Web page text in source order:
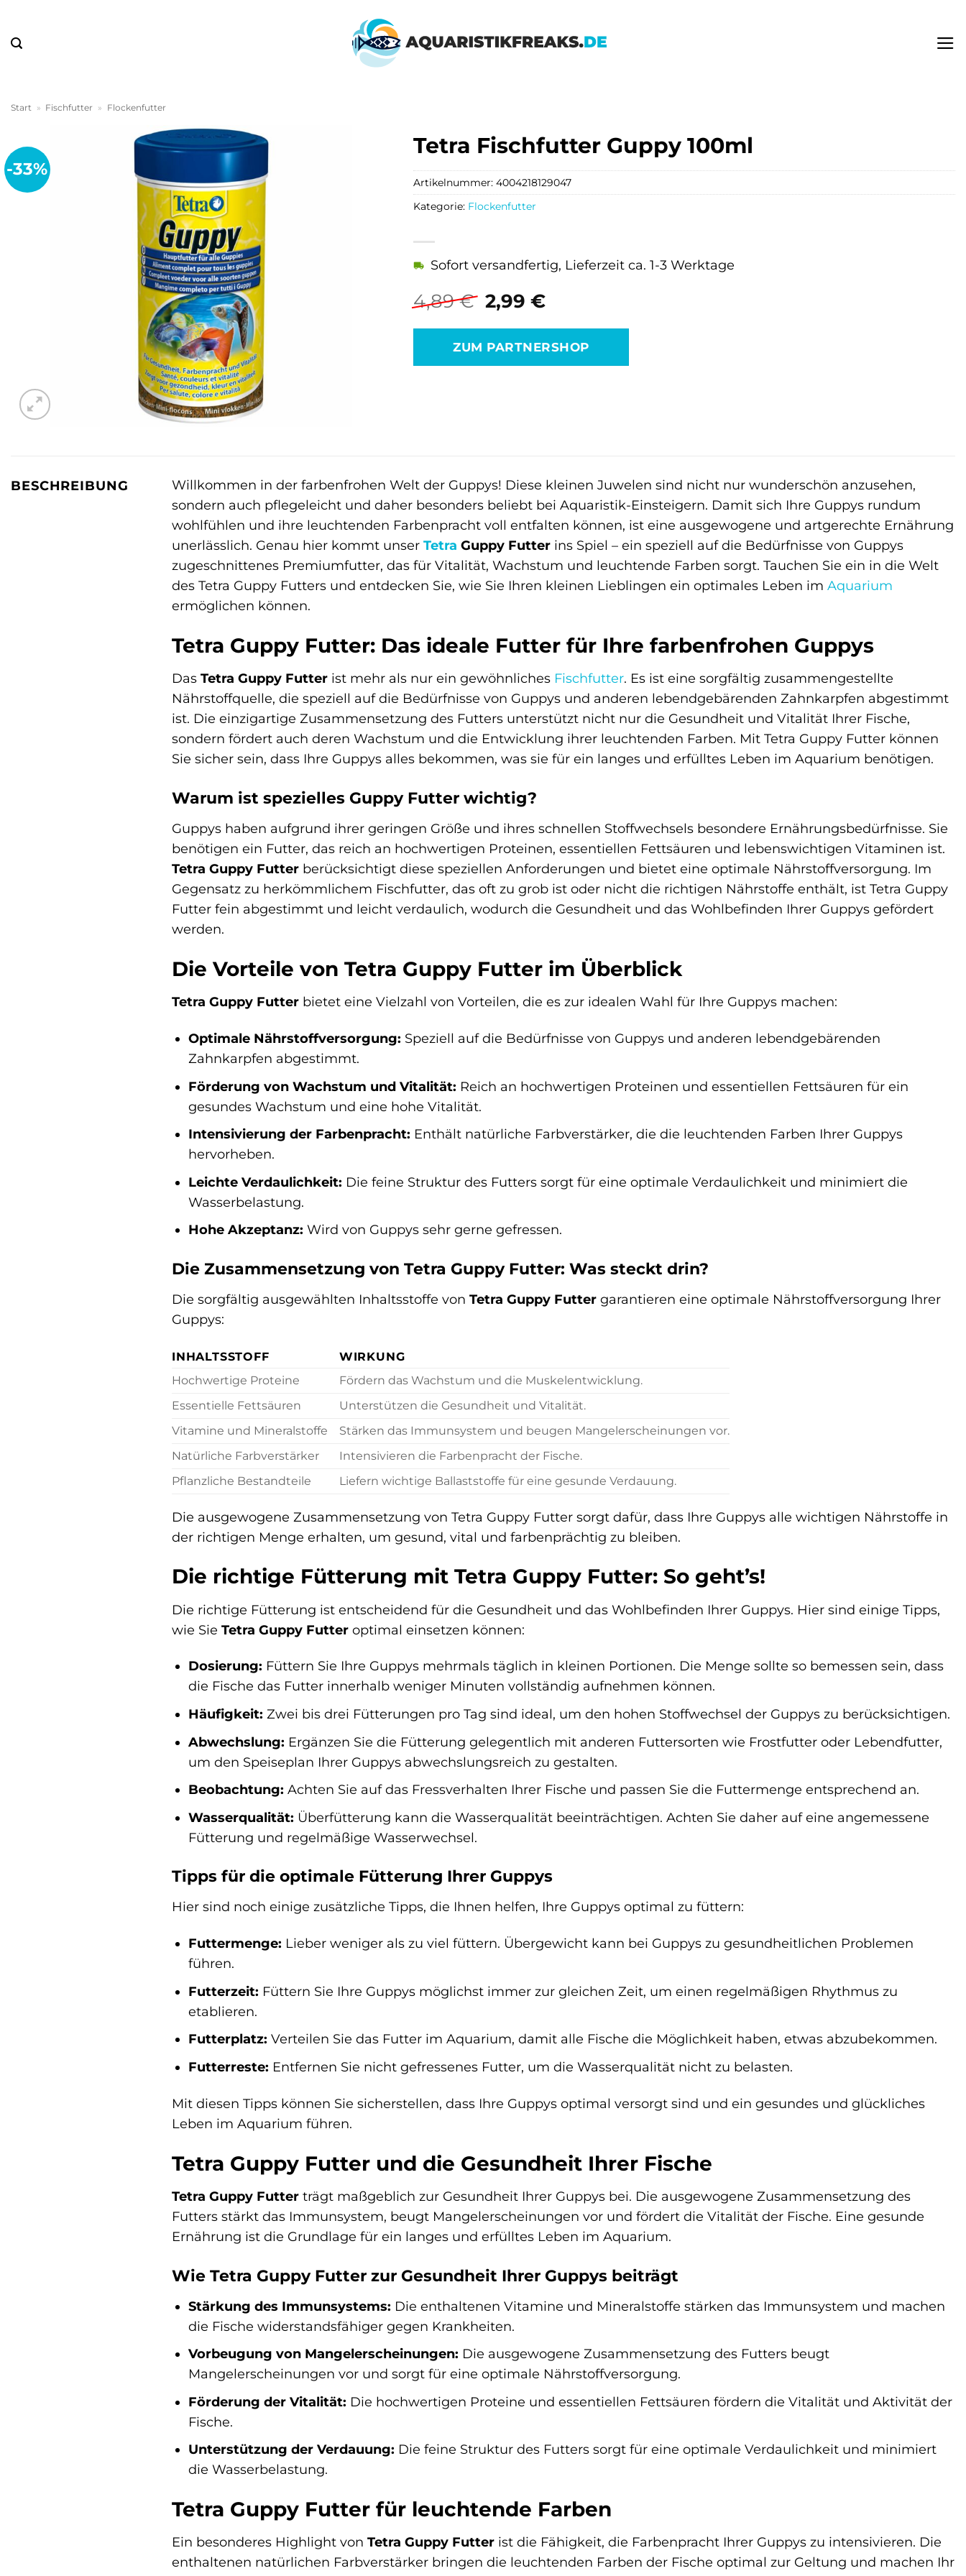
springen
Start » Fischfutter » Flockenfutter
-33%
Tetra Fischfutter Guppy 100ml
4,89€ Ursprünglicher
war:
4,89 €
2,99 €Aktueller
ist:
2,99 €.
Sofort versandfertig, Lieferzeit ca. 1-3 Werktage
ZUM PARTNERSHOP
Artikelnummer: 4004218129047
Kategorie: Flockenfutter
BESCHREIBUNG
Willkommen in der farbenfrohen Welt der Guppys! Diese kleinen Juwelen sind nicht nur wunderschön anzusehen,
sondern auch pflegeleicht und daher besonders beliebt bei Aquaristik-Einsteigern. Damit sich Ihre Guppys rundum
wohlfühlen und ihre leuchtenden Farbenpracht voll entfalten können, ist eine ausgewogene und artgerechte Ernährung
unerlässlich. Genau hier kommt unser Tetra Guppy Futter ins Spiel – ein speziell auf die Bedürfnisse von Guppys
zugeschnittenes Premiumfutter, das für Vitalität, Wachstum und leuchtende Farben sorgt. Tauchen Sie ein in die Welt
des Tetra Guppy Futters und entdecken Sie, wie Sie Ihren kleinen Lieblingen ein optimales Leben im Aquarium
ermöglichen können.
Tetra Guppy Futter: Das ideale Futter für Ihre farbenfrohen Guppys
Das Tetra Guppy Futter ist mehr als nur ein gewöhnliches Fischfutter. Es ist eine sorgfältig zusammengestellte
Nährstoffquelle, die speziell auf die Bedürfnisse von Guppys und anderen lebendgebärenden Zahnkarpfen abgestimmt
ist. Die einzigartige Zusammensetzung des Futters unterstützt nicht nur die Gesundheit und Vitalität Ihrer Fische,
sondern fördert auch deren Wachstum und die Entwicklung ihrer leuchtenden Farben. Mit Tetra Guppy Futter können
Sie sicher sein, dass Ihre Guppys alles bekommen, was sie für ein langes und erfülltes Leben im Aquarium benötigen.
Warum ist spezielles Guppy Futter wichtig?
Guppys haben aufgrund ihrer geringen Größe und ihres schnellen Stoffwechsels besondere Ernährungsbedürfnisse. Sie
benötigen ein Futter, das reich an hochwertigen Proteinen, essentiellen Fettsäuren und lebenswichtigen Vitaminen ist.
Tetra Guppy Futter berücksichtigt diese speziellen Anforderungen und bietet eine optimale Nährstoffversorgung. Im
Gegensatz zu herkömmlichem Fischfutter, das oft zu grob ist oder nicht die richtigen Nährstoffe enthält, ist Tetra Guppy
Futter fein abgestimmt und leicht verdaulich, wodurch die Gesundheit und das Wohlbefinden Ihrer Guppys gefördert
werden.
Die Vorteile von Tetra Guppy Futter im Überblick
Tetra Guppy Futter bietet eine Vielzahl von Vorteilen, die es zur idealen Wahl für Ihre Guppys machen:
Optimale Nährstoffversorgung: Speziell auf die Bedürfnisse von Guppys und anderen lebendgebärenden
Zahnkarpfen abgestimmt.
Förderung von Wachstum und Vitalität: Reich an hochwertigen Proteinen und essentiellen Fettsäuren für ein
gesundes Wachstum und eine hohe Vitalität.
Intensivierung der Farbenpracht: Enthält natürliche Farbverstärker, die die leuchtenden Farben Ihrer Guppys
hervorheben.
Leichte Verdaulichkeit: Die feine Struktur des Futters sorgt für eine optimale Verdaulichkeit und minimiert die
Wasserbelastung.
Hohe Akzeptanz: Wird von Guppys sehr gerne gefressen.
Die Zusammensetzung von Tetra Guppy Futter: Was steckt drin?
Die sorgfältig ausgewählten Inhaltsstoffe von Tetra Guppy Futter garantieren eine optimale Nährstoffversorgung Ihrer
Guppys:
INHALTSSTOFF
WIRKUNG
Hochwertige Proteine
Fördern das Wachstum und die Muskelentwicklung.
Essentielle Fettsäuren
Unterstützen die Gesundheit und Vitalität.
Vitamine und Mineralstoffe
Stärken das Immunsystem und beugen Mangelerscheinungen vor.
Natürliche Farbverstärker
Intensivieren die Farbenpracht der Fische.
Pflanzliche Bestandteile
Liefern wichtige Ballaststoffe für eine gesunde Verdauung.
Die ausgewogene Zusammensetzung von Tetra Guppy Futter sorgt dafür, dass Ihre Guppys alle wichtigen Nährstoffe in
der richtigen Menge erhalten, um gesund, vital und farbenprächtig zu bleiben.
Die richtige Fütterung mit Tetra Guppy Futter: So geht’s!
Die richtige Fütterung ist entscheidend für die Gesundheit und das Wohlbefinden Ihrer Guppys. Hier sind einige Tipps,
wie Sie Tetra Guppy Futter optimal einsetzen können:
Dosierung: Füttern Sie Ihre Guppys mehrmals täglich in kleinen Portionen. Die Menge sollte so bemessen sein, dass
die Fische das Futter innerhalb weniger Minuten vollständig aufnehmen können.
Häufigkeit: Zwei bis drei Fütterungen pro Tag sind ideal, um den hohen Stoffwechsel der Guppys zu berücksichtigen.
Abwechslung: Ergänzen Sie die Fütterung gelegentlich mit anderen Futtersorten wie Frostfutter oder Lebendfutter,
um den Speiseplan Ihrer Guppys abwechslungsreich zu gestalten.
Beobachtung: Achten Sie auf das Fressverhalten Ihrer Fische und passen Sie die Futtermenge entsprechend an.
Wasserqualität: Überfütterung kann die Wasserqualität beeinträchtigen. Achten Sie daher auf eine angemessene
Fütterung und regelmäßige Wasserwechsel.
Tipps für die optimale Fütterung Ihrer Guppys
Hier sind noch einige zusätzliche Tipps, die Ihnen helfen, Ihre Guppys optimal zu füttern:
Futtermenge: Lieber weniger als zu viel füttern. Übergewicht kann bei Guppys zu gesundheitlichen Problemen
führen.
Futterzeit: Füttern Sie Ihre Guppys möglichst immer zur gleichen Zeit, um einen regelmäßigen Rhythmus zu
etablieren.
Futterplatz: Verteilen Sie das Futter im Aquarium, damit alle Fische die Möglichkeit haben, etwas abzubekommen.
Futterreste: Entfernen Sie nicht gefressenes Futter, um die Wasserqualität nicht zu belasten.
Mit diesen Tipps können Sie sicherstellen, dass Ihre Guppys optimal versorgt sind und ein gesundes und glückliches
Leben im Aquarium führen.
Tetra Guppy Futter und die Gesundheit Ihrer Fische
Tetra Guppy Futter trägt maßgeblich zur Gesundheit Ihrer Guppys bei. Die ausgewogene Zusammensetzung des
Futters stärkt das Immunsystem, beugt Mangelerscheinungen vor und fördert die Vitalität der Fische. Eine gesunde
Ernährung ist die Grundlage für ein langes und erfülltes Leben im Aquarium.
Wie Tetra Guppy Futter zur Gesundheit Ihrer Guppys beiträgt
Stärkung des Immunsystems: Die enthaltenen Vitamine und Mineralstoffe stärken das Immunsystem und machen
die Fische widerstandsfähiger gegen Krankheiten.
Vorbeugung von Mangelerscheinungen: Die ausgewogene Zusammensetzung des Futters beugt
Mangelerscheinungen vor und sorgt für eine optimale Nährstoffversorgung.
Förderung der Vitalität: Die hochwertigen Proteine und essentiellen Fettsäuren fördern die Vitalität und Aktivität der
Fische.
Unterstützung der Verdauung: Die feine Struktur des Futters sorgt für eine optimale Verdaulichkeit und minimiert
die Wasserbelastung.
Tetra Guppy Futter für leuchtende Farben
Ein besonderes Highlight von Tetra Guppy Futter ist die Fähigkeit, die Farbenpracht Ihrer Guppys zu intensivieren. Die
enthaltenen natürlichen Farbverstärker bringen die leuchtenden Farben der Fische optimal zur Geltung und machen Ihr